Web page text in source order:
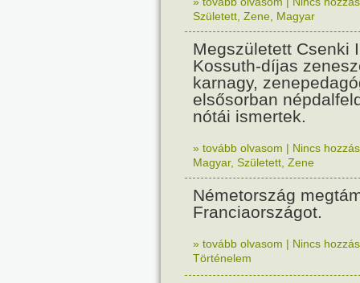
Született Zene Magyar
Megszületett Csenki
Kossuth-díjas
karnagy,
elsősorban
nótái ismertek.
» tovább olvasom | Nincs
Magyar, Született Zene
Németország
Franciaországot.
» tovább olvasom | Nincs
Történelem